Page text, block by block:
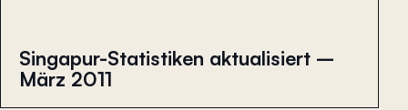
Singapur-Statistiken aktualisiert –
März 2011